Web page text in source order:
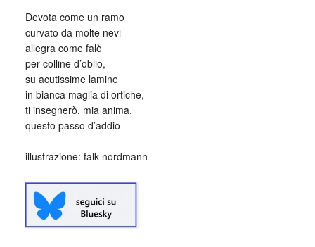
Devota come un ramo
curvato da molte nevi
allegra come falò
per colline d’oblio,
su acutissime lamine
in bianca maglia di ortiche,
ti insegnerò, mia anima,
questo passo d’addio
illustrazione: falk nordmann